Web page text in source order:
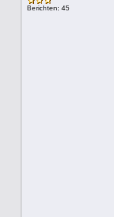
Berichten: 45